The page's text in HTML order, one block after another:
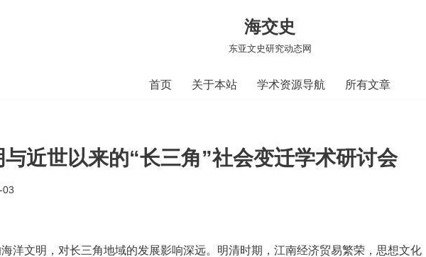
海交史
东亚文史研究动态网
首页 关于本站 学术资源导航 所有文章
近世以来的“长三角”社会变迁学术研讨会
03
洋文明，对长三角地域的发展影响深远。明清时期，江南经济贸易繁荣，思想文化